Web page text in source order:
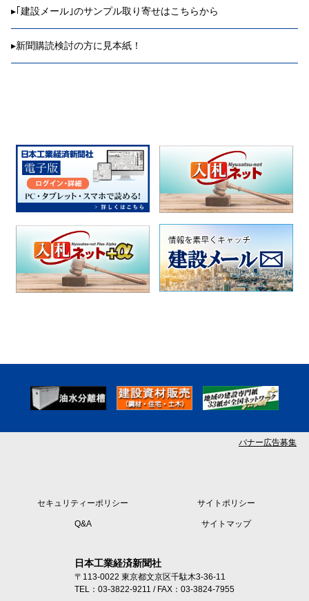
▸ ｢建設メール｣のサンプル取り寄せはこちらから
▸新聞購読検討の方に見本紙！
バナー広告募集
セキュリティーポリシー サイトポリシー
Q&A サイトマップ
日本工業経済新聞社
〒113-0022 東京都文京区千駄木3-36-11
TEL：03-3822-9211 / FAX：03-3824-7955